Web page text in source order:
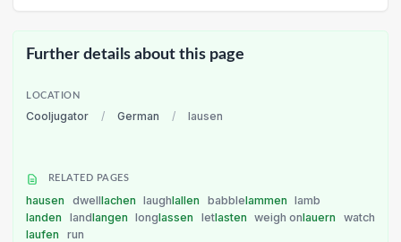
Further details about this page
LOCATION
Cooljugator / German / lausen
RELATED PAGES
hausen dwelllachen laughlallen babblelammen
lamb
landen
landlangen longlassen letlasten weigh onlauern
watch
laufen
run